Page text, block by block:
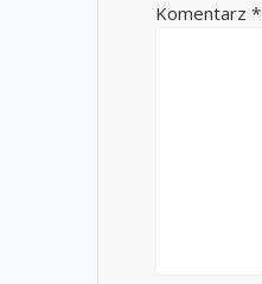
Komentarz*